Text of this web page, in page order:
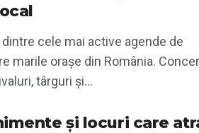
dintre cele mai active agende de
marile orașe din România.
târguri și...
și locuri care